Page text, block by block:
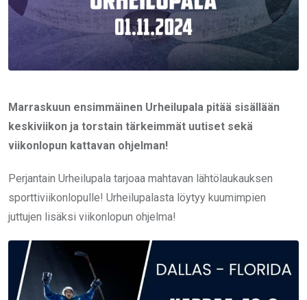
Marraskuun ensimmäinen Urheilupala pitää sisällään
keskiviikon ja torstain tärkeimmät uutiset sekä
viikonlopun kattavan ohjelman!
Perjantain Urheilupala tarjoaa mahtavan lähtölaukauksen
sporttiviikonlopulle! Urheilupalasta löytyy kuumimpien
juttujen lisäksi viikonlopun ohjelma!